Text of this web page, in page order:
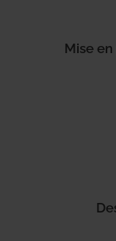
Mise